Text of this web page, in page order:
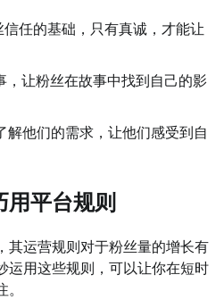
信任的基础，只有真诚，才能让
，让粉丝在故事中找到自己的影
解他们的需求，让他们感受到自
平台规则
其运营规则对于粉丝量的增长有
运用这些规则，可以让你在短时